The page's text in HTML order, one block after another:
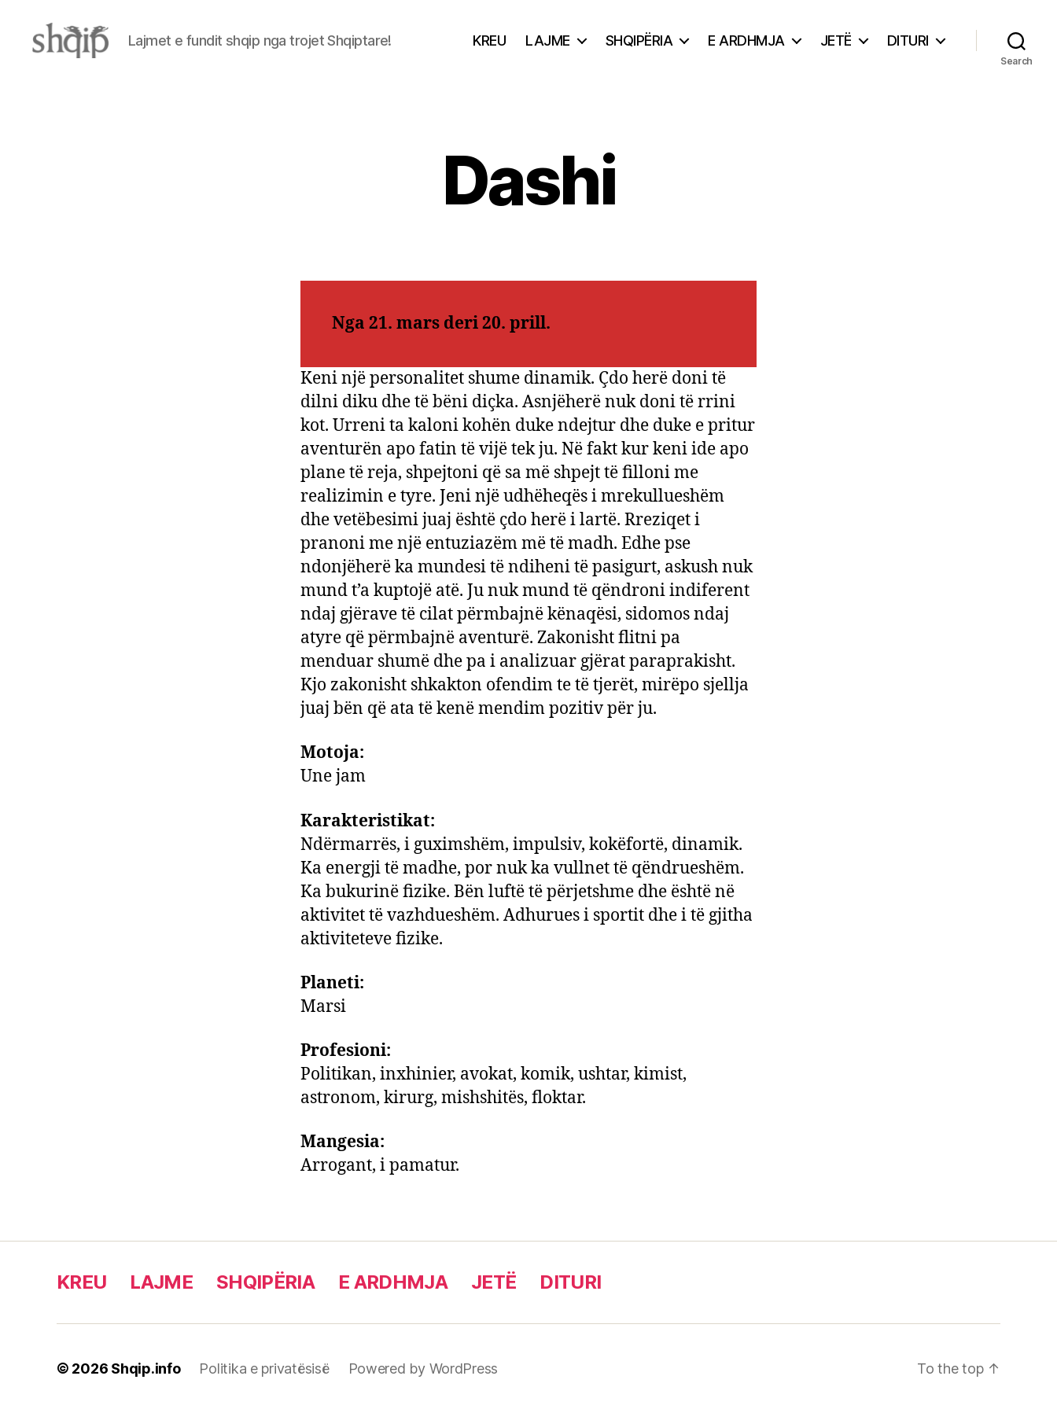
Lajmet e fundit shqip nga trojet Shqiptare! KREU LAJME SHQIPËRIA E ARDHMJA JETË DITURI
Search
Dashi
Nga 21. mars deri 20. prill.
Keni një personalitet shume dinamik. Çdo herë doni të
dilni diku dhe të bëni diçka. Asnjëherë nuk doni të rrini
kot. Urreni ta kaloni kohën duke ndejtur dhe duke e pritur
aventurën apo fatin të vijë tek ju. Në fakt kur keni ide apo
plane të reja, shpejtoni që sa më shpejt të filloni me
realizimin e tyre. Jeni një udhëheqës i mrekullueshëm
dhe vetëbesimi juaj është çdo herë i lartë. Rreziqet i
pranoni me një entuziazëm më të madh. Edhe pse
ndonjëherë ka mundesi të ndiheni të pasigurt, askush nuk
mund t’a kuptojë atë. Ju nuk mund të qëndroni indiferent
ndaj gjërave të cilat përmbajnë kënaqësi, sidomos ndaj
atyre që përmbajnë aventurë. Zakonisht flitni pa
menduar shumë dhe pa i analizuar gjërat paraprakisht.
Kjo zakonisht shkakton ofendim te të tjerët, mirëpo sjellja
juaj bën që ata të kenë mendim pozitiv për ju.
Motoja:
Une jam
Karakteristikat:
Ndërmarrës, i guximshëm, impulsiv, kokëfortë, dinamik.
Ka energji të madhe, por nuk ka vullnet të qëndrueshëm.
Ka bukurinë fizike. Bën luftë të përjetshme dhe është në
aktivitet të vazhdueshëm. Adhurues i sportit dhe i të gjitha
aktiviteteve fizike.
Planeti:
Marsi
Profesioni:
Politikan, inxhinier, avokat, komik, ushtar, kimist,
astronom, kirurg, mishshitës, floktar.
Mangesia:
Arrogant, i pamatur.
KREU LAJME SHQIPËRIA E ARDHMJA JETË DITURI
© 2026 Shqip.info Politika e privatësisë Powered by WordPress To the top ↑